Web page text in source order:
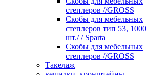
степлеров //GROSS
Скобы для мебельных
степлеров тип 53, 1000
шт./ / Sparta
Скобы для мебельных
степлеров //GROSS
Такелаж